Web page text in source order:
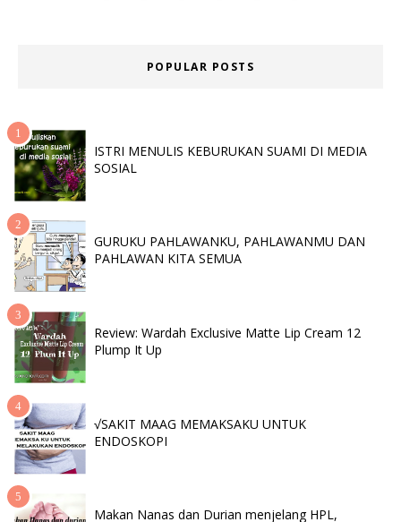
POPULAR POSTS
ISTRI MENULIS KEBURUKAN SUAMI DI MEDIA
SOSIAL
GURUKU PAHLAWANKU, PAHLAWANMU DAN
PAHLAWAN KITA SEMUA
Review: Wardah Exclusive Matte Lip Cream 12
Plump It Up
√SAKIT MAAG MEMAKSAKU UNTUK
ENDOSKOPI
Makan Nanas dan Durian menjelang HPL,